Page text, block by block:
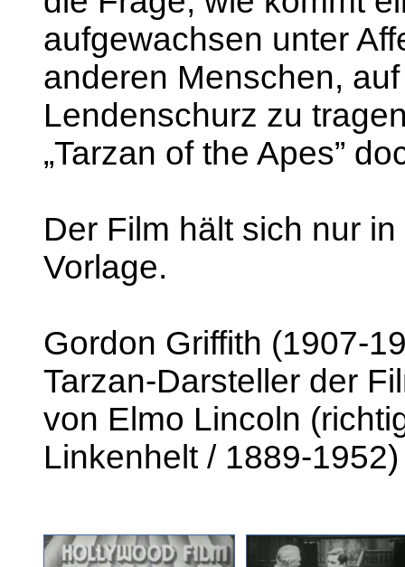
aufgewachsen unter
anderen Menschen,
Lendenschurz zu
„Tarzan of the Apes”
Der Film hält sich nur
Vorlage.
Gordon Griffith (1907-
Tarzan-Darsteller der
von Elmo Lincoln
Linkenhelt / 1889-